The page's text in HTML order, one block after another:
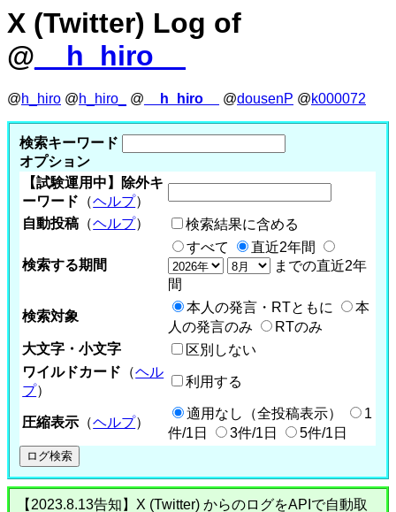
X (Twitter) Log of
@ __h_hiro__
@h_hiro @h_hiro_ @ __h_hiro__ @dousenP @k000072
検索キーワード
オプション
【試験運用中】除外キ
ーワード （ヘルプ）
自動投稿 （ヘルプ） 検索結果に含める
検索する期間
すべて
直近2年間
までの直近2年
間
検索対象
本人の発言・RTともに
本
人の発言のみ
RTのみ
大文字・小文字
区別しない
ワイルドカード （ヘル
プ）
利用する
圧縮表示 （ヘルプ）
適用なし（全投稿表示）
1
件/1日
3件/1日 5件/1日
【2023.8.13告知】X (Twitter) からのログをAPIで自動取